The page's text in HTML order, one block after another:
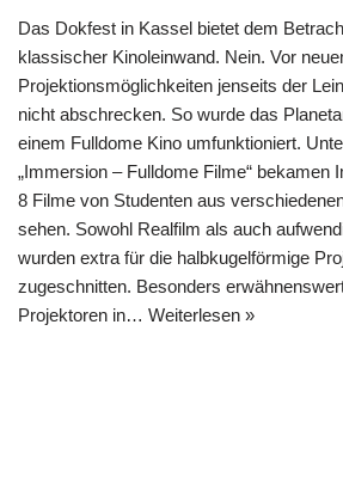
Das Dokfest in Kassel bietet dem
klassischer Kinoleinwand. Nein. Vor
Projektionsmöglichkeiten jenseits der
nicht abschrecken. So wurde das
einem Fulldome Kino umfunktioniert.
„Immersion – Fulldome Filme“ bekamen
8 Filme von Studenten aus
sehen. Sowohl Realfilm als auch
wurden extra für die halbkugelförmige
zugeschnitten. Besonders
Projektoren in… Weiterlesen »